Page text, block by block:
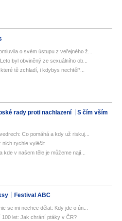
o svém ústupu z veřejného ž...
byl obviněný ze sexuálního ob...
tě zchladí, i kdybys nechtěl*...
rady proti nachlazení
S čím vším
Co pomáhá a kdy už riskuj...
nich rychle vyléčit
v našem těle je můžeme nají...
Festival ABC
se mi nechce dělat: Kdy jde o ún...
let: Jak chrání ptáky v ČR?